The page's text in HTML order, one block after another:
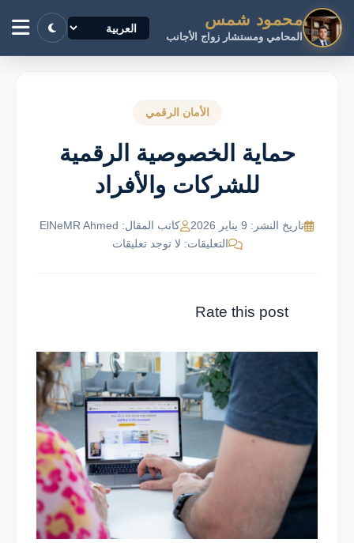
محمود شمس
المحامي ومستشار زواج الأجانب
الأمان الرقمي
حماية الخصوصية الرقمية
للشركات والأفراد
تاريخ النشر: 9 يناير 2026
كاتب المقال: ElNeMR Ahmed
التعليقات: لا توجد تعليقات
Rate this post